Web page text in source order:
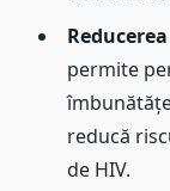
permite
reducă
de HIV.